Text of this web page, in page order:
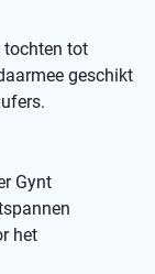
tochten tot
geschikt
Gynt
het